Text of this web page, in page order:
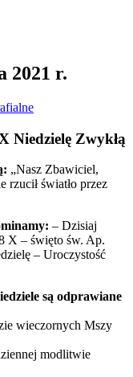
2021 r.
Niedzielę Zwykłą
„Nasz Zbawiciel,
rzucił światło przez
– Dzisiaj
X – święto św. Ap.
– Uroczystość
są odprawiane
wieczornych Mszy
modlitwie